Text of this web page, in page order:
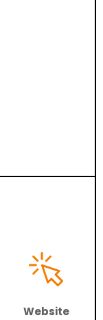
Website